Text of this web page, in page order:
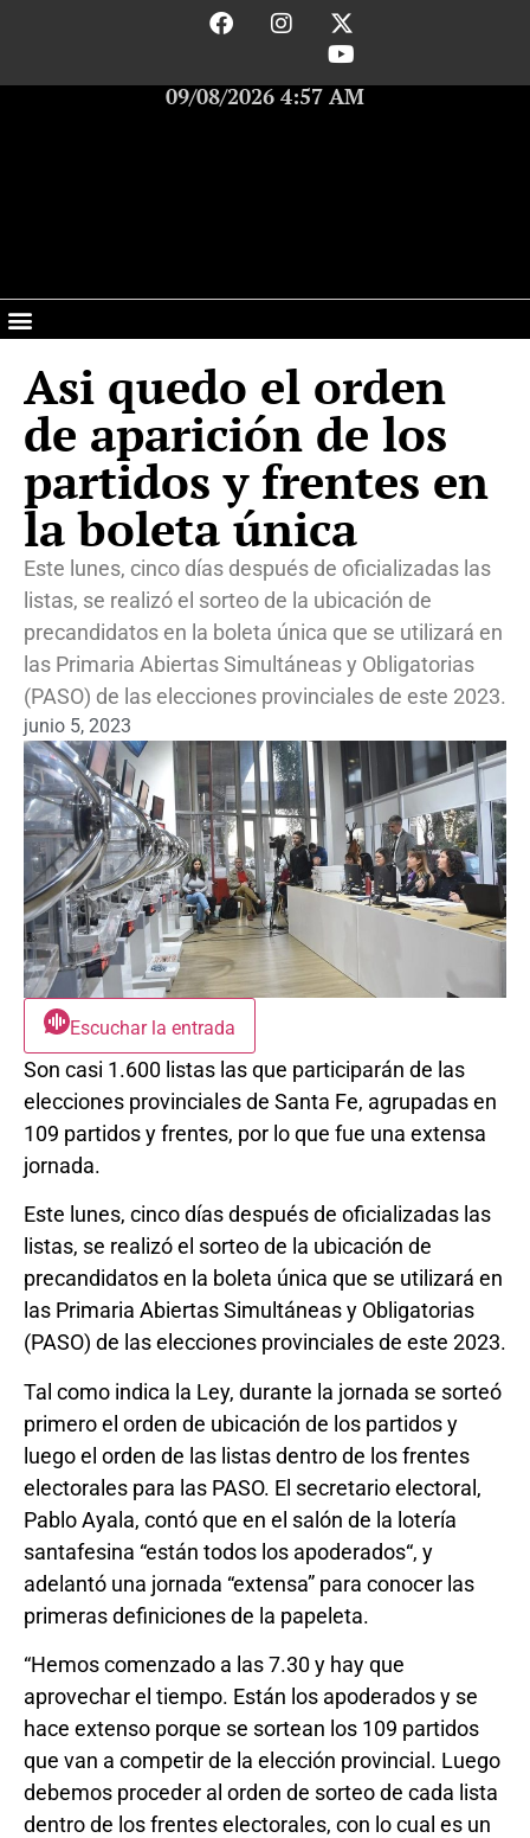
09/08/2026 4:57 AM
Asi quedo el orden
de aparición de los
partidos y frentes en
la boleta única
Este lunes, cinco días después de oficializadas las
listas, se realizó el sorteo de la ubicación de
precandidatos en la boleta única que se utilizará en
las Primaria Abiertas Simultáneas y Obligatorias
(PASO) de las elecciones provinciales de este 2023.
junio 5, 2023
Escuchar la entrada
Son casi 1.600 listas las que participarán de las
elecciones provinciales de Santa Fe, agrupadas en
109 partidos y frentes, por lo que fue una extensa
jornada.
Este lunes, cinco días después de oficializadas las
listas, se realizó el sorteo de la ubicación de
precandidatos en la boleta única que se utilizará en
las Primaria Abiertas Simultáneas y Obligatorias
(PASO) de las elecciones provinciales de este 2023.
Tal como indica la Ley, durante la jornada se sorteó
primero el orden de ubicación de los partidos y
luego el orden de las listas dentro de los frentes
electorales para las PASO. El secretario electoral,
Pablo Ayala, contó que en el salón de la lotería
santafesina “están todos los apoderados“, y
adelantó una jornada “extensa” para conocer las
primeras definiciones de la papeleta.
“Hemos comenzado a las 7.30 y hay que
aprovechar el tiempo. Están los apoderados y se
hace extenso porque se sortean los 109 partidos
que van a competir de la elección provincial. Luego
debemos proceder al orden de sorteo de cada lista
dentro de los frentes electorales, con lo cual es un